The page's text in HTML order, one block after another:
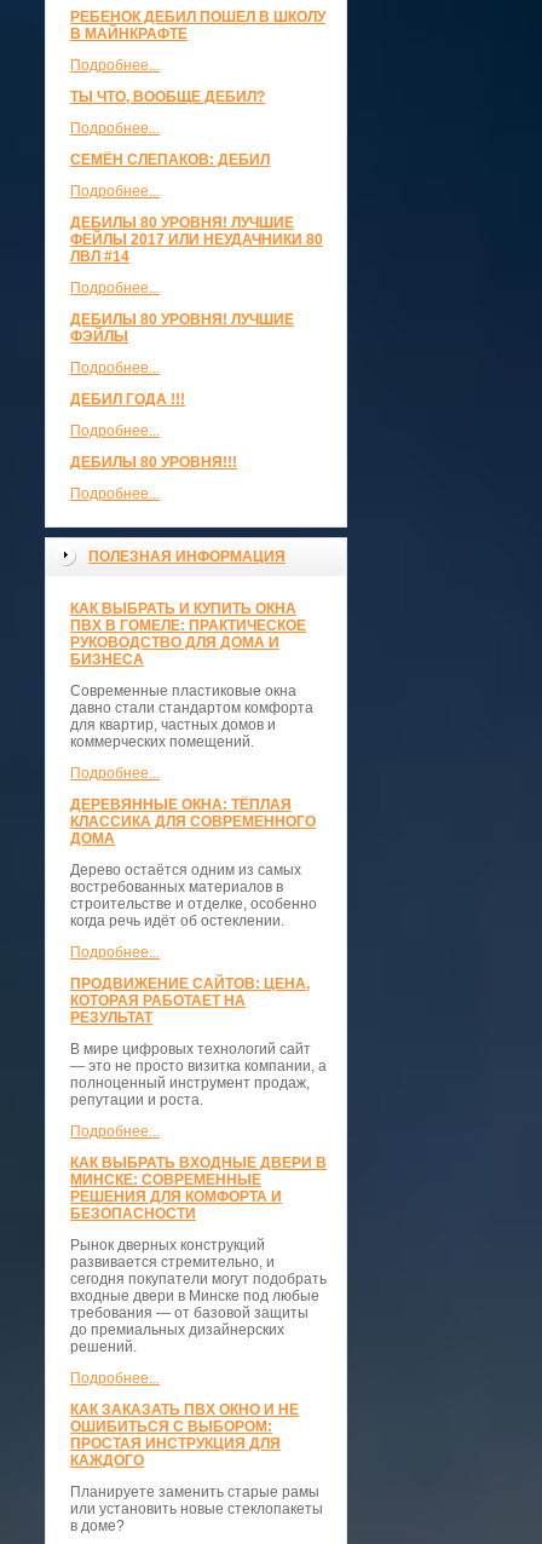
РЕБЕНОК ДЕБИЛ ПОШЕЛ В ШКОЛУ
В МАЙНКРАФТЕ
Подробнее...
ТЫ ЧТО, ВООБЩЕ ДЕБИЛ?
Подробнее...
СЕМЁН СЛЕПАКОВ: ДЕБИЛ
Подробнее...
ДЕБИЛЫ 80 УРОВНЯ! ЛУЧШИЕ
ФЕЙЛЫ 2017 ИЛИ НЕУДАЧНИКИ 80
ЛВЛ #14
Подробнее...
ДЕБИЛЫ 80 УРОВНЯ! ЛУЧШИЕ
ФЭЙЛЫ
Подробнее...
ДЕБИЛ ГОДА !!!
Подробнее...
ДЕБИЛЫ 80 УРОВНЯ!!!
Подробнее...
ПОЛЕЗНАЯ ИНФОРМАЦИЯ
КАК ВЫБРАТЬ И КУПИТЬ ОКНА
ПВХ В ГОМЕЛЕ: ПРАКТИЧЕСКОЕ
РУКОВОДСТВО ДЛЯ ДОМА И
БИЗНЕСА
Современные пластиковые окна
давно стали стандартом комфорта
для квартир, частных домов и
коммерческих помещений.
Подробнее...
ДЕРЕВЯННЫЕ ОКНА: ТЁПЛАЯ
КЛАССИКА ДЛЯ СОВРЕМЕННОГО
ДОМА
Дерево остаётся одним из самых
востребованных материалов в
строительстве и отделке, особенно
когда речь идёт об остеклении.
Подробнее...
ПРОДВИЖЕНИЕ САЙТОВ: ЦЕНА,
КОТОРАЯ РАБОТАЕТ НА
РЕЗУЛЬТАТ
В мире цифровых технологий сайт
— это не просто визитка компании, а
полноценный инструмент продаж,
репутации и роста.
Подробнее...
КАК ВЫБРАТЬ ВХОДНЫЕ ДВЕРИ В
МИНСКЕ: СОВРЕМЕННЫЕ
РЕШЕНИЯ ДЛЯ КОМФОРТА И
БЕЗОПАСНОСТИ
Рынок дверных конструкций
развивается стремительно, и
сегодня покупатели могут подобрать
входные двери в Минске под любые
требования — от базовой защиты
до премиальных дизайнерских
решений.
Подробнее...
КАК ЗАКАЗАТЬ ПВХ ОКНО И НЕ
ОШИБИТЬСЯ С ВЫБОРОМ:
ПРОСТАЯ ИНСТРУКЦИЯ ДЛЯ
КАЖДОГО
Планируете заменить старые рамы
или установить новые стеклопакеты
в доме?